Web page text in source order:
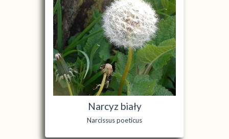
Narcyz biały
Narcissus poeticus